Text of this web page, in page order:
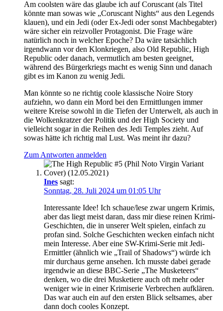
Am coolsten wäre das glaube ich auf Coruscant (als Titel
könnte man sowas wie „Coruscant Nights“ aus den Legends
klauen), und ein Jedi (oder Ex-Jedi oder sonst Machbegabter)
wäre sicher ein reizvoller Protagonist. Die Frage wäre
natürlich noch in welcher Epoche? Da wäre tatsächlich
irgendwann vor den Klonkriegen, also Old Republic, High
Republic oder danach, vermutlich am besten geeignet,
während des Bürgerkriegs macht es wenig Sinn und danach
gibt es im Kanon zu wenig Jedi.
Man könnte so ne richtig coole klassische Noire Story
aufziehn, wo dann ein Mord bei den Ermittlungen immer
weitere Kreise sowohl in die Tiefen der Unterwelt, als auch in
die Wolkenkratzer der Politik und der High Society und
vielleicht sogar in die Reihen des Jedi Temples zieht. Auf
sowas hätte ich richtig mal Lust. Was meint ihr dazu?
Zum Antworten anmelden
Ines sagt:
Sonntag, 28. Juli 2024 um 01:05 Uhr
Interessante Idee! Ich schaue/lese zwar ungern Krimis,
aber das liegt meist daran, dass mir diese reinen Krimi-
Geschichten, die in unserer Welt spielen, einfach zu
profan sind. Solche Geschichten wecken einfach nicht
mein Interesse. Aber eine SW-Krimi-Serie mit Jedi-
Ermittler (ähnlich wie „Trail of Shadows“) würde ich
mir durchaus gerne ansehen. Ich musste dabei gerade
irgendwie an diese BBC-Serie „The Musketeers“
denken, wo die drei Musketiere auch oft mehr oder
weniger wie in einer Krimiserie Verbrechen aufklären.
Das war auch ein auf den ersten Blick seltsames, aber
dann doch cooles Konzept.